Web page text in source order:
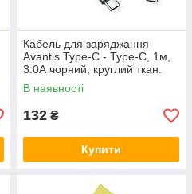
Кабель для заряджання
Avantis Type-C - Type-C, 1м,
3.0А чорний, круглий ткан.
обплетення, QC, 60W
В наявності
132 ₴
Купити